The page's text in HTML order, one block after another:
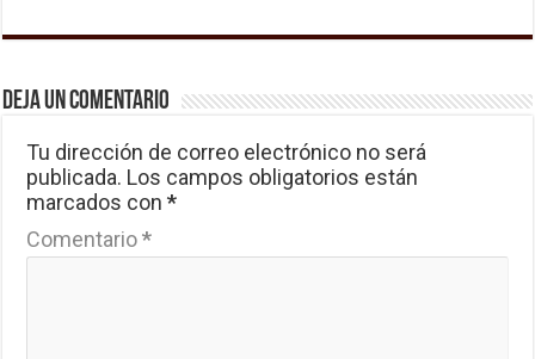
Deja un comentario
Tu dirección de correo electrónico no será
publicada. Los campos obligatorios están
marcados con*
Comentario*